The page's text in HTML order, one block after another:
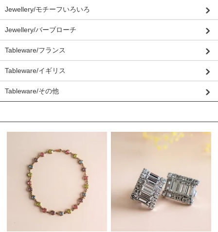
Jewellery/モチーフいろいろ
Jewellery/バーブローチ
Tableware/フランス
Tableware/イギリス
Tableware/その他